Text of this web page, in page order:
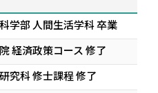
学部 人間生活学科 卒業
経済政策コース 修了
究科 修士課程 修了